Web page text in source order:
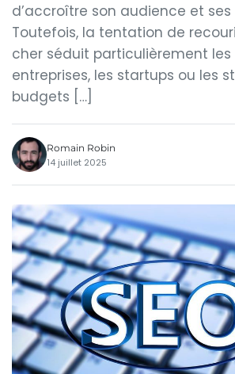
d’accroître son audience et ses
Toutefois, la tentation de
cher séduit particulièrement
entreprises, les startups ou les
budgets […]
Romain Robin
14 juillet 2025